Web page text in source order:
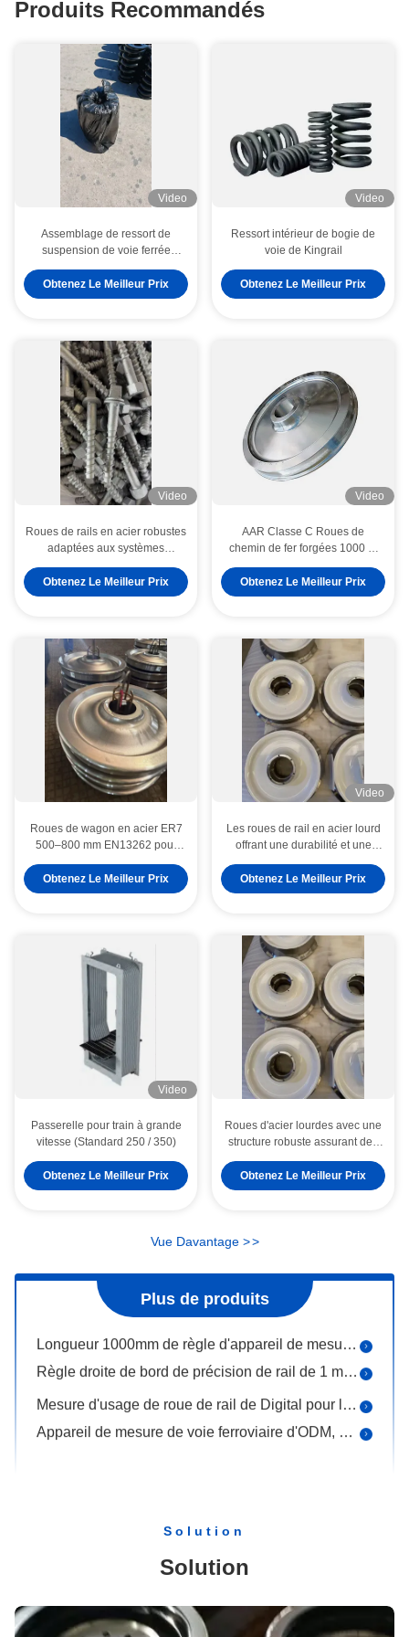
Produits Recommandés
Video
Assemblage de ressort de
suspension de voie ferrée
Kingrail
Obtenez Le Meilleur Prix
Video
Ressort intérieur de bogie de
voie de Kingrail
Obtenez Le Meilleur Prix
Video
Roues de rails en acier robustes
adaptées aux systèmes
une résistance et une durabilité
élevées sous lourdes charges
Obtenez Le Meilleur Prix
Video
AAR Classe C Roues de
chemin de fer forgées 1000 ∼
transport lourd
Obtenez Le Meilleur Prix
Roues de wagon en acier ER7
500–800 mm EN13262 pour
Obtenez Le Meilleur Prix
Video
Les roues de rail en acier lourd
offrant une durabilité et une
pour les systèmes de transport
ferroviaire industriel
Obtenez Le Meilleur Prix
Video
Passerelle pour train à grande
vitesse (Standard 250 / 350)
Obtenez Le Meilleur Prix
Roues d'acier lourdes avec une
structure robuste assurant des
performances dans les
systèmes de transport
industriels et commerciaux
Obtenez Le Meilleur Prix
Vue Davantage >>
Plus de produits
Le type rail élastique d'O coupent le diamètre de 20mm 18mm 16mm pour le chemin de fer
agrafes de voie de chemin de fer 0.78kg, ODM standard de GV Kingrail d'agrafe de rail d'Erc
Dispositif portatif de courbe de laser de dispositif d'alignement de laser (Versine)
Mesure d'usage de roue de rail de Digital pour la largeur mesurant 0.12W le poids de la puissance 90g
Appareil de mesure de voie ferroviaire d'ODM, chaîne horizontale de la mesure 2.2m de mesure de voie d'OEM
ODM Kingrail de cale d'épaisseur d'outil de mesure de mesure de rail de gamme de 0.02mm
Solution
Solution